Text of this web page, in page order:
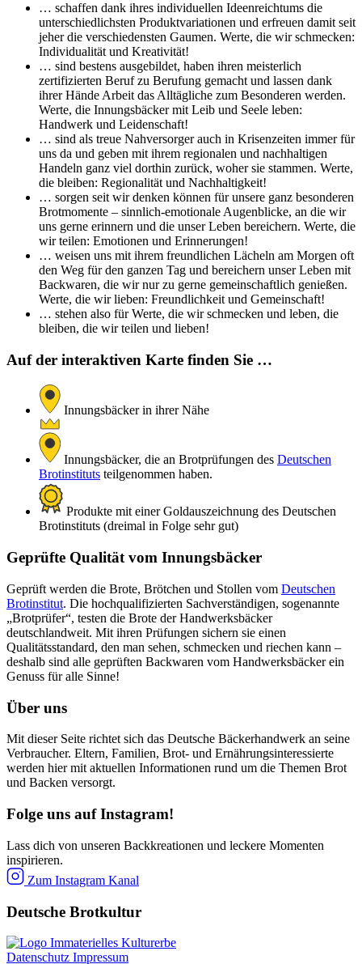
… schaffen dank ihres individuellen Ideenreichtums die
unterschiedlichsten Produktvariationen und erfreuen damit seit
jeher die verschiedensten Gaumen. Werte, die wir schmecken:
Individualität und Kreativität!
… sind bestens ausgebildet, haben ihren meisterlich
zertifizierten Beruf zu Berufung gemacht und lassen dank
ihrer Hände Arbeit das Alltägliche zum Besonderen werden.
Werte, die Innungsbäcker mit Leib und Seele leben:
Handwerk und Leidenschaft!
… sind als treue Nahversorger auch in Krisenzeiten immer für
uns da und geben mit ihrem regionalen und nachhaltigen
Handeln ganz viel dorthin zurück, woher sie stammen. Werte,
die bleiben: Regionalität und Nachhaltigkeit!
… sorgen seit wir denken können für unsere ganz besonderen
Brotmomente – sinnlich-emotionale Augenblicke, an die wir
uns gerne erinnern und die unser Leben bereichern. Werte, die
wir teilen: Emotionen und Erinnerungen!
… weisen uns mit ihrem freundlichen Lächeln am Morgen oft
den Weg für den ganzen Tag und bereichern unser Leben mit
Backwaren, die wir nur zu gerne gemeinschaftlich genießen.
Werte, die wir lieben: Freundlichkeit und Gemeinschaft!
… stehen also für Werte, die wir schmecken und leben, die
bleiben, die wir teilen und lieben!
Auf der interaktiven Karte finden Sie …
Innungsbäcker in ihrer Nähe
Innungsbäcker, die an Brotprüfungen des Deutschen
Brotinstituts teilgenommen haben.
Produkte mit einer Goldauszeichnung des Deutschen
Brotinstituts (dreimal in Folge sehr gut)
Geprüfte Qualität vom Innungsbäcker
Geprüft werden die Brote, Brötchen und Stollen vom Deutschen
Brotinstitut. Die hochqualifizierten Sachverständigen, sogenannte
„Brotprüfer“, testen die Brote der Handwerksbäcker
deutschlandweit. Mit ihren Prüfungen sichern sie einen
Qualitätsstandard, den man sehen, schmecken und riechen kann –
deshalb sind alle geprüften Backwaren vom Handwerksbäcker ein
Genuss für alle Sinne!
Über uns
Mit dieser Seite richtet sich das Deutsche Bäckerhandwerk an seine
Verbraucher. Eltern, Familien, Brot- und Ernährungsinteressierte
werden hier mit aktuellen Informationen rund um die Themen Brot
und Backen versorgt.
Folge uns auf Instagram!
Lass dich von unseren Backkreationen und leckere Momenten
inspirieren.
Zum Instagram Kanal
Deutsche Brotkultur
Datenschutz Impressum